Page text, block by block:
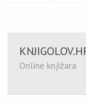
Online knjižara